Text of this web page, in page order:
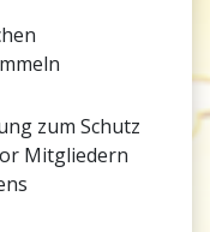
zum Schutz
Mitgliedern